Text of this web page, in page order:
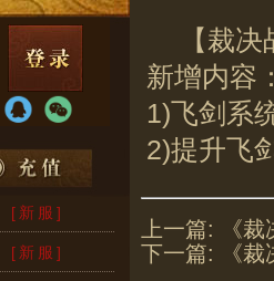
[新服]
[新服]
【裁
新增内容
1)飞剑系
2)提升飞
上一篇:
《
下一篇:
《